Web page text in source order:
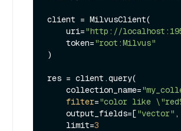
client = MilvusClient(
    uri=
"http://
    token=
"root:Milvus"
)
res = client.query(
    collection_name=
filter="color like
    output_fields=[
"vector" ,
    limit=
3